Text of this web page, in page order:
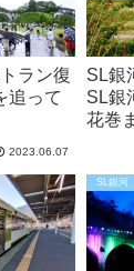
ラン復
追って
2023.06.07
SL銀
SL銀
花巻
SL銀河